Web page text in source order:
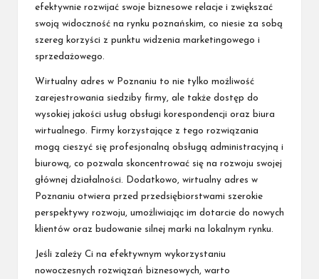
efektywnie rozwijać swoje biznesowe relacje i zwiększać
swoją widoczność na rynku poznańskim, co niesie za sobą
szereg korzyści z punktu widzenia marketingowego i
sprzedażowego.
Wirtualny adres w Poznaniu to nie tylko możliwość
zarejestrowania siedziby firmy, ale także dostęp do
wysokiej jakości usług obsługi korespondencji oraz biura
wirtualnego. Firmy korzystające z tego rozwiązania
mogą cieszyć się profesjonalną obsługą administracyjną i
biurową, co pozwala skoncentrować się na rozwoju swojej
głównej działalności. Dodatkowo, wirtualny adres w
Poznaniu otwiera przed przedsiębiorstwami szerokie
perspektywy rozwoju, umożliwiając im dotarcie do nowych
klientów oraz budowanie silnej marki na lokalnym rynku.
Jeśli zależy Ci na efektywnym wykorzystaniu
nowoczesnych rozwiązań biznesowych, warto